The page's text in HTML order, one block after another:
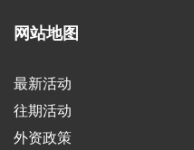
网站地图
最新活动
往期活动
外资政策